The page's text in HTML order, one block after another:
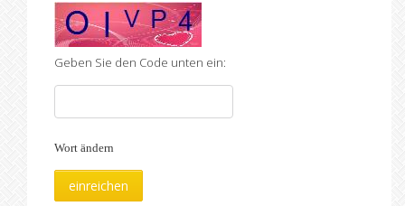
Geben Sie den Code unten ein:
Wort ändern